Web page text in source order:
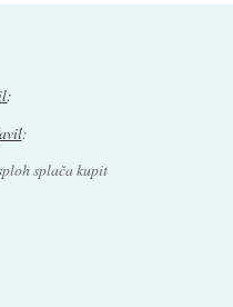
:
:
splača kupit